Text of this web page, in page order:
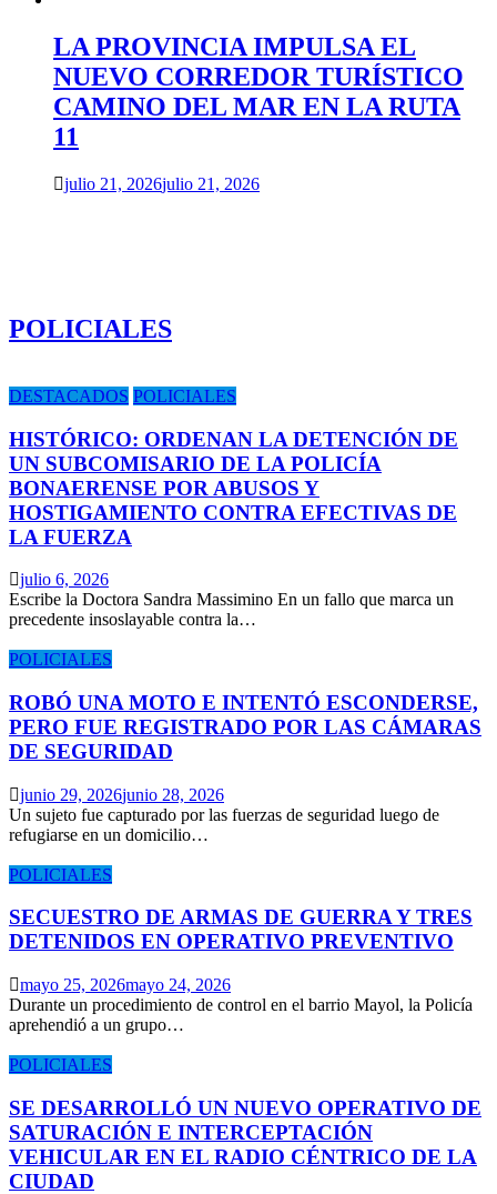
LA PROVINCIA IMPULSA EL
NUEVO CORREDOR TURÍSTICO
CAMINO DEL MAR EN LA RUTA
11
julio 21, 2026julio 21, 2026
POLICIALES
DESTACADOS POLICIALES
HISTÓRICO: ORDENAN LA DETENCIÓN DE
UN SUBCOMISARIO DE LA POLICÍA
BONAERENSE POR ABUSOS Y
HOSTIGAMIENTO CONTRA EFECTIVAS DE
LA FUERZA
julio 6, 2026
Escribe la Doctora Sandra Massimino En un fallo que marca un
precedente insoslayable contra la…
POLICIALES
ROBÓ UNA MOTO E INTENTÓ ESCONDERSE,
PERO FUE REGISTRADO POR LAS CÁMARAS
DE SEGURIDAD
junio 29, 2026junio 28, 2026
Un sujeto fue capturado por las fuerzas de seguridad luego de
refugiarse en un domicilio…
POLICIALES
SECUESTRO DE ARMAS DE GUERRA Y TRES
DETENIDOS EN OPERATIVO PREVENTIVO
mayo 25, 2026mayo 24, 2026
Durante un procedimiento de control en el barrio Mayol, la Policía
aprehendió a un grupo…
POLICIALES
SE DESARROLLÓ UN NUEVO OPERATIVO DE
SATURACIÓN E INTERCEPTACIÓN
VEHICULAR EN EL RADIO CÉNTRICO DE LA
CIUDAD